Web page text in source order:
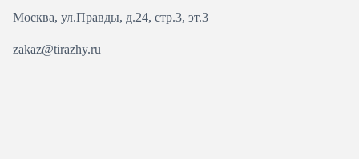
Москва, ул.Правды, д.24, стр.3, эт.3
zakaz@tirazhy.ru